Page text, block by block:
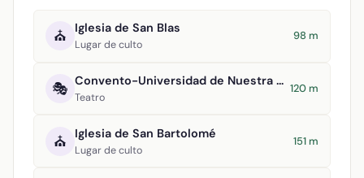
⛪ Iglesia de San Blas
Lugar de culto
98 m
🎭 Convento-Universidad de Nuestra Señora del Rosario
Teatro
120 m
⛪ Iglesia de San Bartolomé
Lugar de culto
151 m